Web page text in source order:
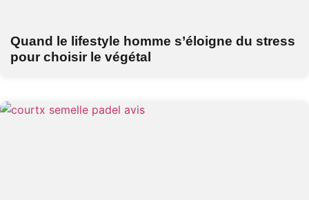
Quand le lifestyle homme s’éloigne du stress
pour choisir le végétal